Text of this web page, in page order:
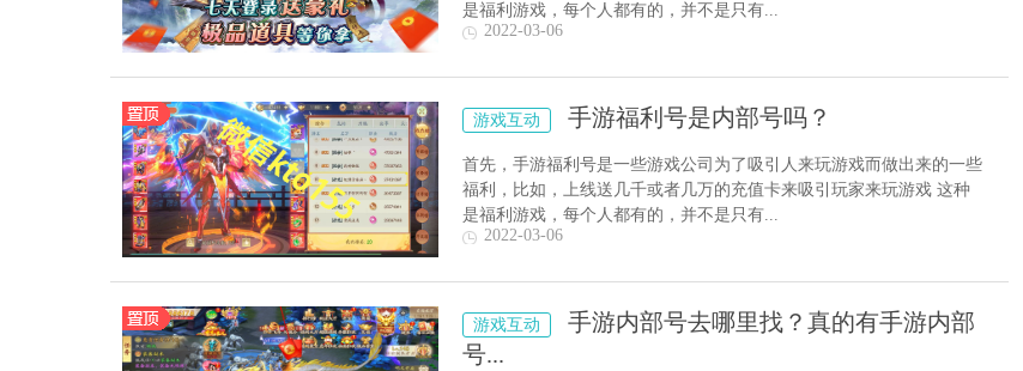
是福利游戏，每个人都有的，并不是只有...
2022-03-06
游戏互动 手游福利号是内部号吗？
首先，手游福利号是一些游戏公司为了吸引人来玩游戏而做出来的一些
福利，比如，上线送几千或者几万的充值卡来吸引玩家来玩游戏 这种
是福利游戏，每个人都有的，并不是只有...
2022-03-06
游戏互动
手游内部号去哪里找？真的有手游内部
号...